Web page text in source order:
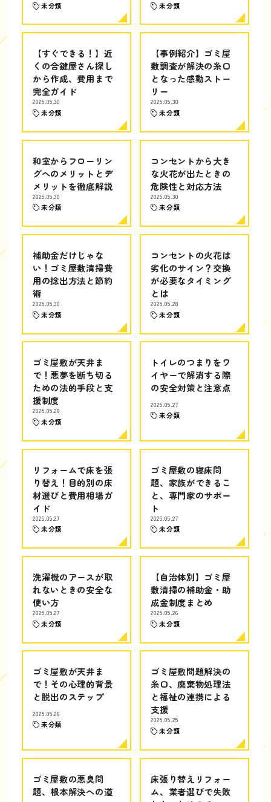
未分類 未分類
【すぐできる！】近
くの合鍵屋さん探し
から作成、費用まで
完全ガイド
2025.05.30
未分類
【事例紹介】ゴミ屋
敷調査が解決の糸口
となった感動ストー
リー
2025.05.30
未分類
和室からフローリン
グへのメリットとデ
メリットを徹底解説
2025.05.30
未分類
コンセントから大き
な火花が出たときの
危険性と対応方法
2025.05.30
未分類
補助金だけじゃな
い！ゴミ屋敷清掃費
用の捻出方法と節約
術
2025.05.30
未分類
コンセントの火花は
劣化のサイン？交換
が必要なタイミング
とは
2025.05.28
未分類
ゴミ屋敷が天井ま
で！悪夢を断ち切る
ための法的手段と支
援制度
2025.05.28
未分類
トイレのつまりをワ
イヤーで解消する際
の安全対策と注意点
2025.05.27
未分類
リフォームで床を張
り替え！目的別の床
材選びと費用相場ガ
イド
2025.05.27
未分類
ゴミ屋敷の寝床問
題、家族ができるこ
と、専門家のサポー
ト
2025.05.27
未分類
洗濯機のアースが取
れないときの安全な
使い方
2025.05.27
未分類
【自治体別】ゴミ屋
敷清掃の補助金・助
成金制度まとめ
2025.05.26
未分類
ゴミ屋敷が天井ま
で！その心理的背景
と脱出のステップ
2025.05.26
未分類
ゴミ屋敷問題解決の
糸口、廃棄物処理法
と福祉の連携による
支援
2025.05.25
未分類
ゴミ屋敷の悪臭問
題、根本解決への道
床張り替えリフォー
ム、業者選びで失敗